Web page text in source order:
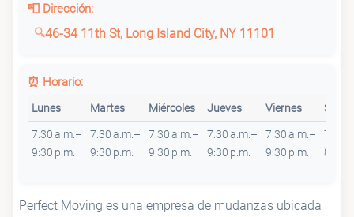
📮 Dirección:
46-34 11th St, Long Island City, NY 11101
⏰ Horario:
Lunes Martes Miércoles Jueves Viernes
7:30 a.m.–
9:30 p.m.
7:30 a.m.–
9:30 p.m.
7:30 a.m.–
9:30 p.m.
7:30 a.m.–
9:30 p.m.
7:30 a.m.–
9:30 p.m.
7:30
8 p.m.
Perfect Moving es una empresa de mudanzas ubicada